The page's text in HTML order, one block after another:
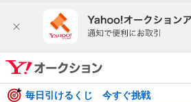
毎日引けるくじ 今すぐ挑戦